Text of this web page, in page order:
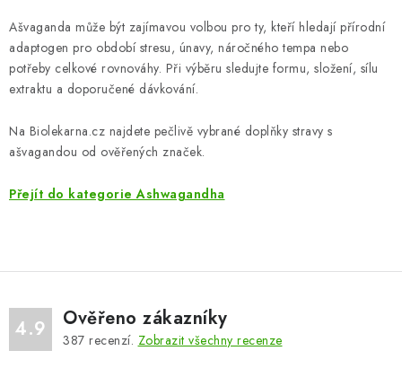
Ašvaganda může být zajímavou volbou pro ty, kteří hledají přírodní
adaptogen pro období stresu, únavy, náročného tempa nebo
potřeby celkové rovnováhy. Při výběru sledujte formu, složení, sílu
extraktu a doporučené dávkování.
Na Biolekarna.cz najdete pečlivě vybrané doplňky stravy s
ašvagandou od ověřených značek.
Přejít do kategorie Ashwagandha
4.9 Ověřeno zákazníky
387 recenzí. Zobrazit všechny recenze